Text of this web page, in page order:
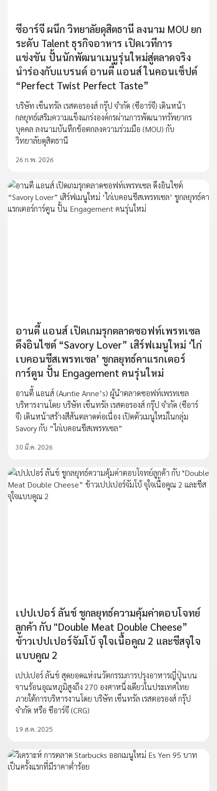
ซีอาร์จี ผนึก วิทยาลัยดุสิตธานี ลงนาม MOU ยก
ระดับ Talent ธุรกิจอาหาร เปิดเวทีการ
แข่งขัน ปั้นนักพัฒนาเมนูรุ่นใหม่สู่ตลาดจริง
นำร่องกับแบรนด์ อานตี้ แอนส์ ในคอนเซ็ปต์
“Perfect Twist Perfect Taste”
บริษัท เซ็นทรัล เรสตอรองส์ กรุ๊ป จำกัด (ซีอาร์จี) เดินหน้า
กลยุทธ์เสริมความแข็งแกร่งองค์กรผ่านการพัฒนาทรัพยากร
บุคคล ลงนามบันทึกข้อตกลงความร่วมมือ (MOU) กับ
วิทยาลัยดุสิตธานี
26 ก.พ. 2026
อานตี้ แอนส์ เปิดเกมรุกตลาดซอฟท์เพรทเซล
ดึงอินไซต์ “Savory Lover” เสิร์ฟเมนูใหม่ ‘ไก่
เบคอนชีสเพรทเซล’ ชูกลยุทธ์คาแรกเตอร์
การ์ตูน ปั้น Engagement คนรุ่นใหม่
อานตี้ แอนส์ (Auntie Anne’s) ผู้นำตลาดซอฟท์เพรทเซล
บริหารงานโดย บริษัท เซ็นทรัล เรสตอรองส์ กรุ๊ป จำกัด (ซีอาร์
จี) เดินหน้าสร้างสีสันตลาดต่อเนื่อง เปิดตัวเมนูใหม่ในกลุ่ม
Savory กับ “ไก่เบคอนชีสเพรทเซล”
30 มี.ค. 2026
เปปเปอร์ ลันช์ ชูกลยุทธ์ความคุ้มค่าตอบโจทย์
ลูกค้า กับ "Double Meat Double Cheese”
ข้าวเปปเปอร์จัมโบ้ จุใจเนื้อคูณ 2 และชีสจุใจ
แบบคูณ 2
เปปเปอร์ ลันช์ สุดยอดแห่งนวัตกรรมการปรุงอาหารญี่ปุ่นบน
จานร้อนอุณหภูมิสูงถึง 270 องศาหนึ่งเดียวในประเทศไทย
ภายใต้การบริหารงานโดย บริษัท เซ็นทรัล เรสตอรองส์ กรุ๊ป
จำกัด หรือ ซีอาร์จี (CRG)
19 ส.ค. 2025